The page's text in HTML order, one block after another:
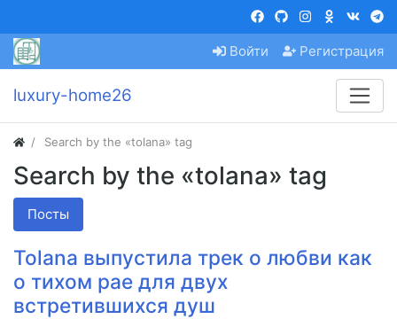
Войти Регистрация
luxury-home26
Search by the «tolana» tag
Search by the «tolana» tag
Посты
Tolana выпустила трек о любви как
о тихом рае для двух
встретившихся душ